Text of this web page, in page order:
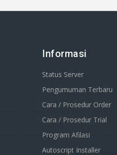
Informasi
Status Server
Pengumuman Terbaru
Cara / Prosedur Order
Cara / Prosedur Trial
Program Afilasi
Autoscript Installer